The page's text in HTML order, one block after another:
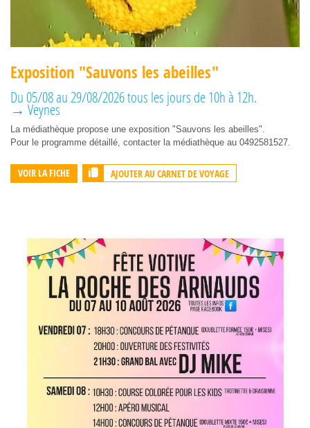
Exposition "Sauvons les abeilles"
Du 05/08 au 29/08/2026 tous les jours de 10h à 12h.
→ Veynes
La médiathèque propose une exposition "Sauvons les abeilles".
Pour le programme détaillé, contacter la médiathèque au 0492581527.
VOIR LA FICHE AJOUTER AU CARNET DE VOYAGE